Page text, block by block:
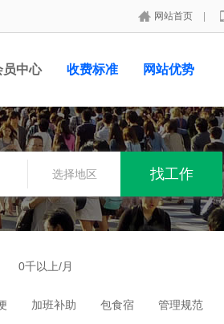
网站首页
员中心 收费标准 网站优势
选择地区
0千以上/月
加班补助 包食宿 管理规范